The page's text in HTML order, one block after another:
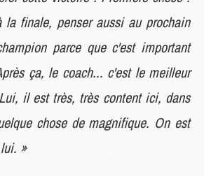
finale, penser aussi au prochain
parce que c'est important
ça, le coach... c'est le meilleur
il est très, très content ici, dans
chose de magnifique. On est
»